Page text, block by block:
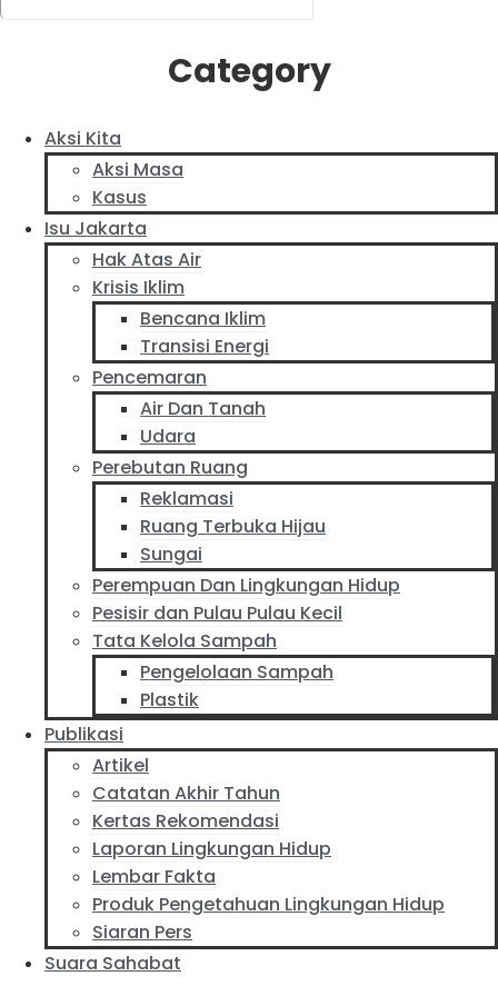
Category
Aksi Kita
Aksi Masa
Kasus
Isu Jakarta
Hak Atas Air
Krisis Iklim
Bencana Iklim
Transisi Energi
Pencemaran
Air Dan Tanah
Udara
Perebutan Ruang
Reklamasi
Ruang Terbuka Hijau
Sungai
Perempuan Dan Lingkungan Hidup
Pesisir dan Pulau Pulau Kecil
Tata Kelola Sampah
Pengelolaan Sampah
Plastik
Publikasi
Artikel
Catatan Akhir Tahun
Kertas Rekomendasi
Laporan Lingkungan Hidup
Lembar Fakta
Produk Pengetahuan Lingkungan Hidup
Siaran Pers
Suara Sahabat